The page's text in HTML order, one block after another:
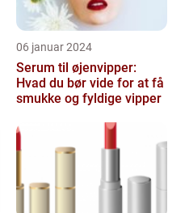
06 januar 2024
Serum til øjenvipper:
Hvad du bør vide for at få
smukke og fyldige vipper